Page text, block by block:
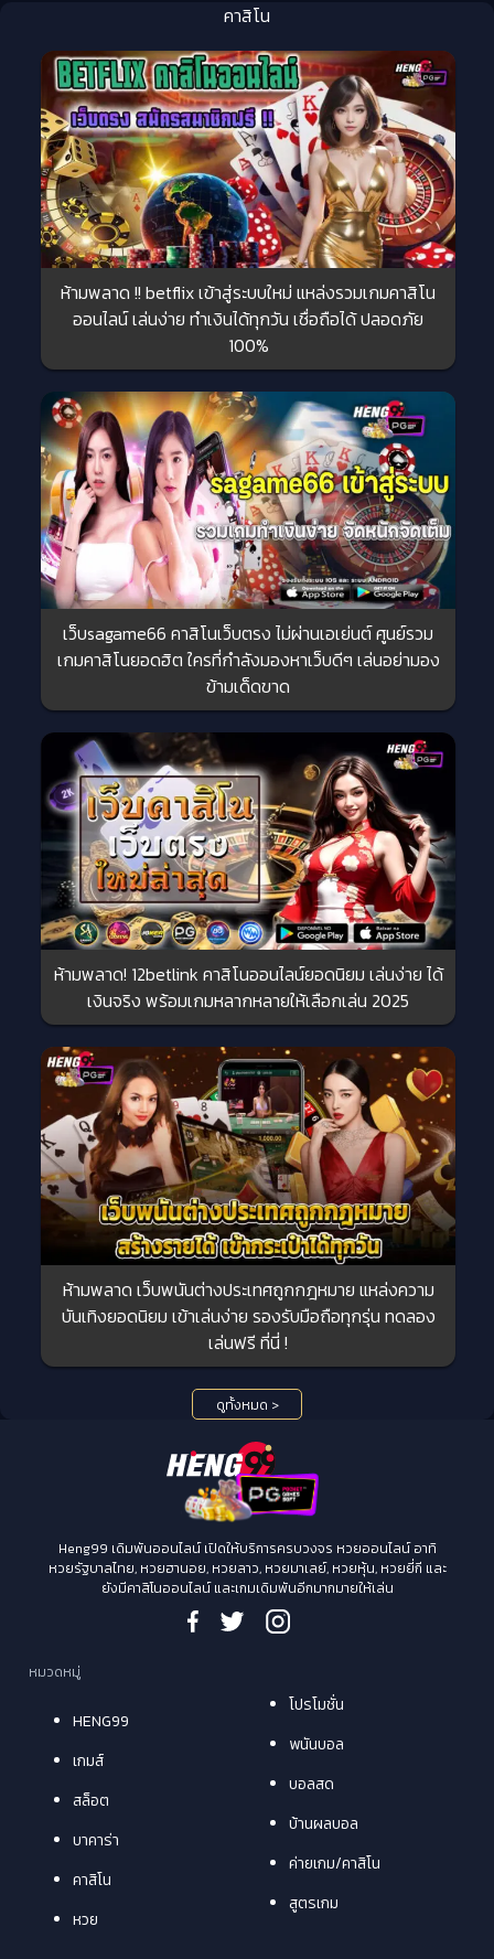
คาสิโน
ห้ามพลาด !! betflix เข้าสู่ระบบใหม่ แหล่งรวมเกมคาสิโน
ออนไลน์ เล่นง่าย ทำเงินได้ทุกวัน เชื่อถือได้ ปลอดภัย
100%
เว็บsagame66 คาสิโนเว็บตรง ไม่ผ่านเอเย่นต์ ศูนย์รวม
เกมคาสิโนยอดฮิต ใครที่กำลังมองหาเว็บดีๆ เล่นอย่ามอง
ข้ามเด็ดขาด
ห้ามพลาด! 12betlink คาสิโนออนไลน์ยอดนิยม เล่นง่าย ได้
เงินจริง พร้อมเกมหลากหลายให้เลือกเล่น 2025
ห้ามพลาด เว็บพนันต่างประเทศถูกกฎหมาย แหล่งความ
บันเทิงยอดนิยม เข้าเล่นง่าย รองรับมือถือทุกรุ่น ทดลอง
เล่นฟรี ที่นี่ !
ดูทั้งหมด >
Heng99 เดิมพันออนไลน์ เปิดให้บริการครบวงจร หวยออนไลน์ อาทิ
หวยรัฐบาลไทย, หวยฮานอย, หวยลาว, หวยมาเลย์, หวยหุ้น, หวยยี่กี และ
ยังมีคาสิโนออนไลน์ และเกมเดิมพันอีกมากมายให้เล่น
หมวดหมู่
HENG99
เกมส์
สล็อต
บาคาร่า
คาสิโน
หวย
โปรโมชั่น
พนันบอล
บอลสด
บ้านผลบอล
ค่ายเกม/คาสิโน
สูตรเกม